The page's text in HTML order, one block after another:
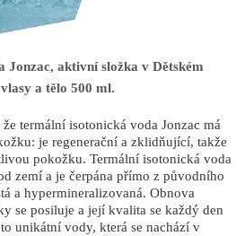
Jonzac, aktivní složka v Dětském
a tělo 500 ml.
termální isotonická voda Jonzac má
je regenerační a zklidňující, takže
pokožku. Termální isotonická voda
zemí a je čerpána přímo z původního
a hypermineralizovaná. Obnova
se posiluje a její kvalita se každý den
unikátní vody, která se nachází v